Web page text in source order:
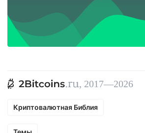
, 2017—2026
Криптовалютная Библия